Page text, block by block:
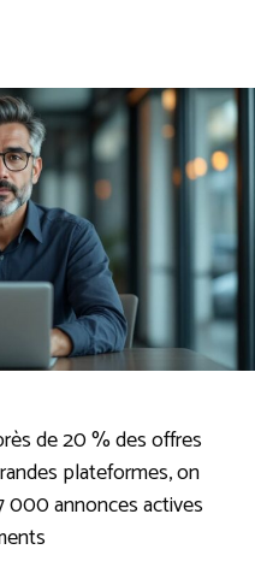
de 20 % des offres
plateformes, on
000 annonces actives